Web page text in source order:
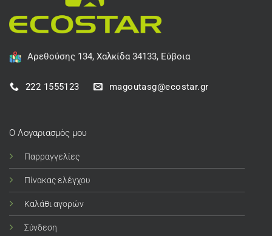
Αρεθούσης 134, Χαλκίδα 34133, Εύβοια
222 1555123 magoutasg@ecostar.gr
Ο Λογαριασμός μου
Παρραγγελίες
Πίνακας ελέγχου
Καλάθι αγορών
Σύνδεση